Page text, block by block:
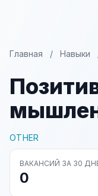
Главная / Навыки
OTHER
ВАКАНСИЙ ЗА 30
0